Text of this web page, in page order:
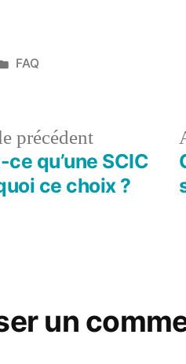
Publié
FAQ
précédentArticle
précédent :
ce qu’une SCIC
ce choix ?
un